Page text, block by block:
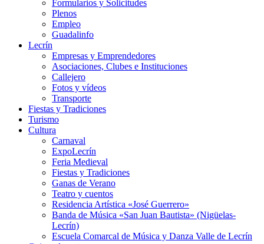
Formularios y Solicitudes
Plenos
Empleo
Guadalinfo
Lecrín
Empresas y Emprendedores
Asociaciones, Clubes e Instituciones
Callejero
Fotos y vídeos
Transporte
Fiestas y Tradiciones
Turismo
Cultura
Carnaval
ExpoLecrín
Feria Medieval
Fiestas y Tradiciones
Ganas de Verano
Teatro y cuentos
Residencia Artística «José Guerrero»
Banda de Música «San Juan Bautista» (Nigüelas-
Lecrín)
Escuela Comarcal de Música y Danza Valle de Lecrín